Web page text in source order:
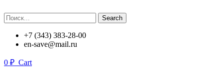
Search
+7 (343) 383-28-00
en-save@mail.ru
0 ₽ Cart